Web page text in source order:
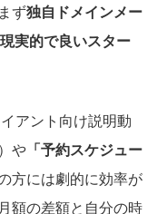
ず独自ドメインメー
実的で良いスター
イアント向け説明動
や 「予約スケジュー
方には劇的に効率が
額の差額と自分の時